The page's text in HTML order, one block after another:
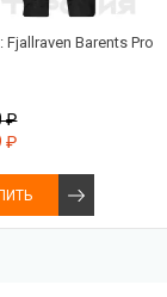
Barents Pro
₽
₽